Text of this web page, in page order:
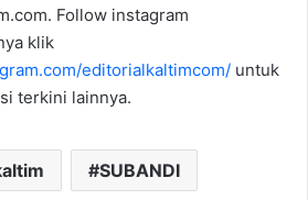
Follow instagram
klik
editorialkaltimcom/ untuk
terkini lainnya.
SUBANDI